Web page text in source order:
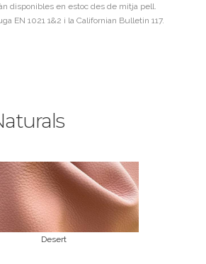
disponibles en estoc des de mitja pell.
EN 1021 1&2 i la Californian Bulletin 117.
Desert